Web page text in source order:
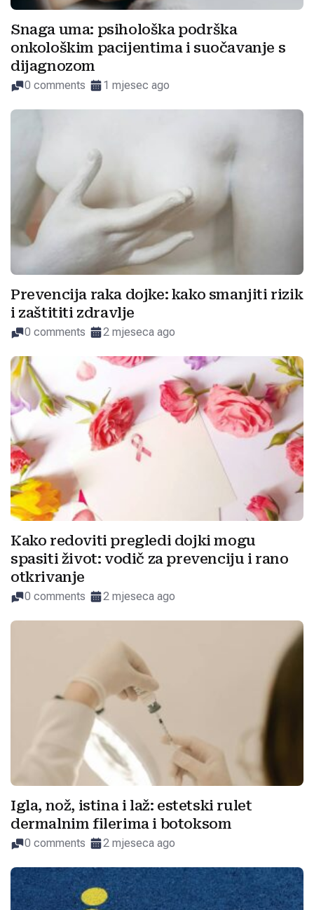
Snaga uma: psihološka podrška
onkološkim pacijentima i suočavanje s
dijagnozom
0 comments 1 mjesec ago
Prevencija raka dojke: kako smanjiti rizik
i zaštititi zdravlje
0 comments 2 mjeseca ago
Kako redoviti pregledi dojki mogu
spasiti život: vodič za prevenciju i rano
otkrivanje
0 comments 2 mjeseca ago
Igla, nož, istina i laž: estetski rulet
dermalnim filerima i botoksom
0 comments 2 mjeseca ago